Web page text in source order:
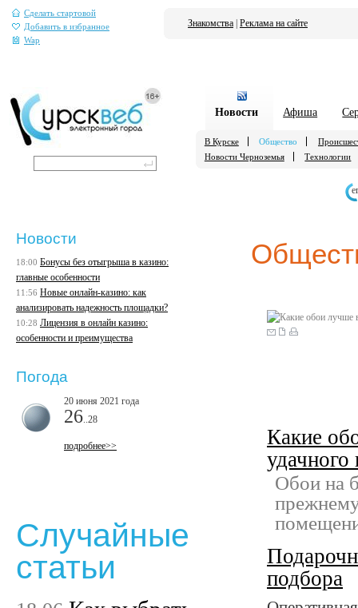
Сделать стартовой
Добавить в избранное
Wap
Знакомства Реклама на сайте
Новости Афиша
В Курске Общество
Новости Черноземья
Технологии
Какие
Обои на
подбора
Новости
18:00 Бонусы без отыгрыша в казино:
главные особенности
11:56 Новые онлайн-казино: как
анализировать надежность площадки?
10:28 Лицензия в онлайн казино:
особенности и преимущества
Погода
20 июня 2021 года
26 ..28
подробнее>>
Случайные
статьи